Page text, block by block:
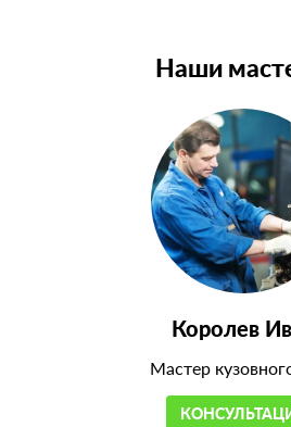
Наши
Королев
Мастер